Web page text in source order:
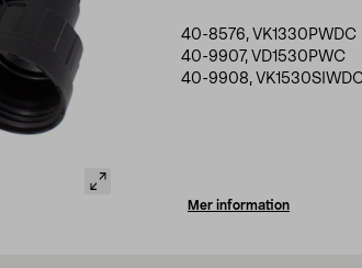
40-8576, VK1330PWDC
40-9907, VD1530PWC
40-9908,
Mer information